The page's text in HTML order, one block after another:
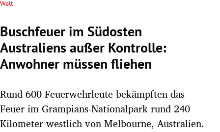
Untermenü
Welt
Buschfeuer im Südosten
Australiens außer Kontrolle:
Anwohner müssen fliehen
Rund 600 Feuerwehrleute bekämpften das
Feuer im Grampians-Nationalpark rund 240
Kilometer westlich von Melbourne, Australien.